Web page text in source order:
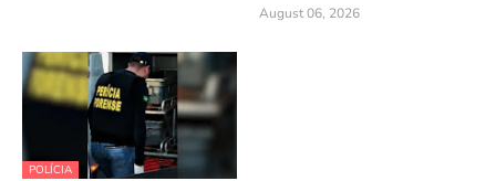
August 06, 2026
POLÍCIA